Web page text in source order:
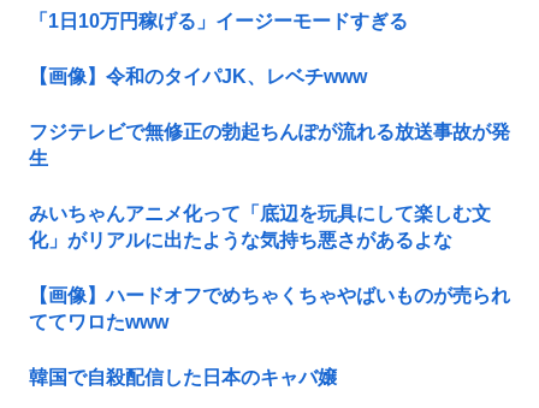
「1日10万円稼げる」イージーモードすぎる
【画像】令和のタイパJK、レベチwww
フジテレビで無修正の勃起ちんぽが流れる放送事故が発
生
みいちゃんアニメ化って「底辺を玩具にして楽しむ文
化」がリアルに出たような気持ち悪さがあるよな
【画像】ハードオフでめちゃくちゃやばいものが売られ
ててワロたwww
韓国で自殺配信した日本のキャバ嬢